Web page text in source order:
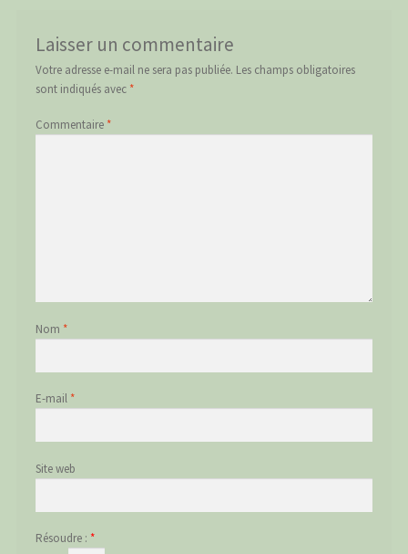
Laisser un commentaire
Votre adresse e-mail ne sera pas publiée. Les champs obligatoires
sont indiqués avec *
Commentaire *
Nom *
E-mail *
Site web
Résoudre : *